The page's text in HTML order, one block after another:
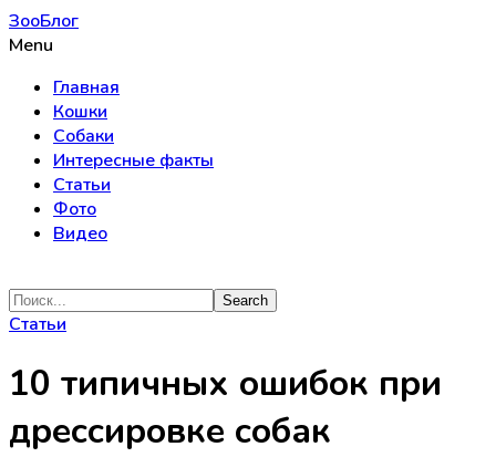
ЗооБлог
Menu
Главная
Кошки
Собаки
Интересные факты
Статьи
Фото
Видео
Статьи
10 типичных ошибок при
дрессировке собак